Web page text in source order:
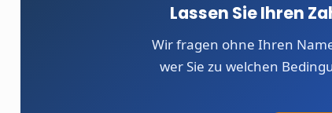
Lassen Sie Ihren
Wir fragen ohne Ihren
wer Sie zu welchen